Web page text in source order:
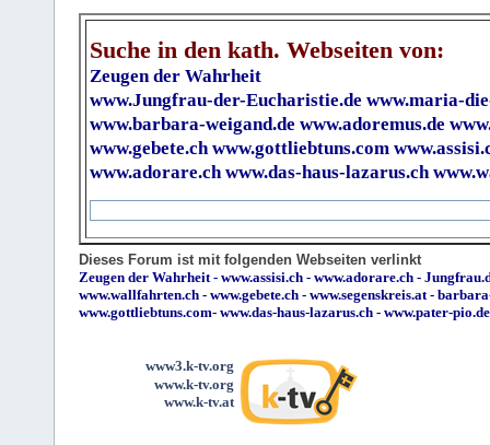
Suche in den kath. Webseiten von:
Zeugen der Wahrheit
www.Jungfrau-der-Eucharistie.de www.maria-
www.barbara-weigand.de www.adoremus.de
www.gebete.ch www.gottliebtuns.com
www.adorare.ch www.das-haus-lazarus.ch
Dieses Forum ist mit folgenden Webseiten verlinkt
Zeugen der Wahrheit- www.assisi.ch - www.adorare.ch -
www.wallfahrten.ch - www.gebete.ch - www.segenskreis.at-
www.gottliebtuns.com- www.das-haus-lazarus.ch - www.pater-pio.de
www3.k-tv.org
www.k-tv.org
www.k-tv.at